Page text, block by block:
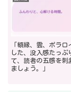
「額縁、雲、ポラ
した、没入感たっぷ
て、読者の五感を刺
ましょう。」